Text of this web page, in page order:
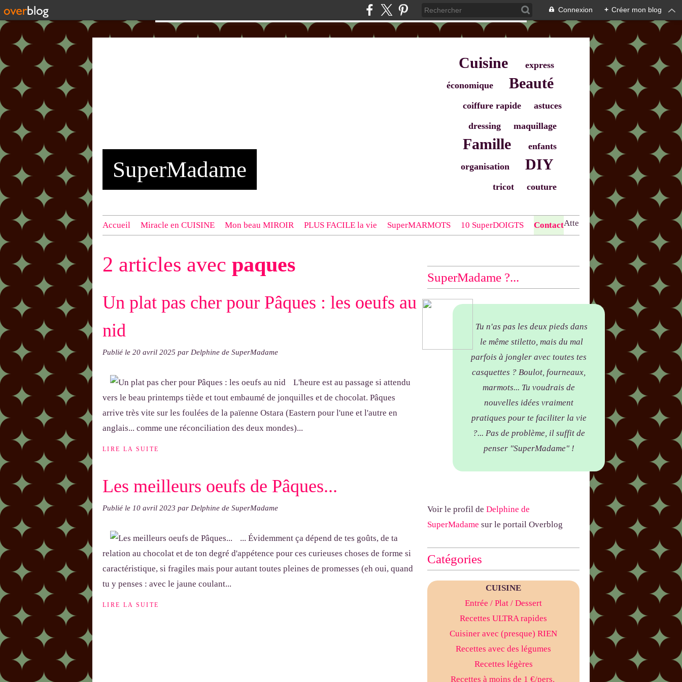
Connexion + Créer mon blog
SuperMadame
Cuisine
express
économique
Beauté
coiffure rapide
astuces
dressing
maquillage
Famille
enfants
organisation
DIY
tricot couture
Accueil Miracle en CUISINE Mon beau MIROIR PLUS FACILE la vie SuperMARMOTS 10 SuperDOIGTS ContactAtte
ntio
exemple : "Bonnet cloche From Annie", "Veste Rue Cambon")... à défaut, impossible de te les envoyer !
2 articles avec paques
Un plat pas cher pour Pâques : les oeufs au
nid
Publié le 20 avril 2025 par Delphine de SuperMadame
L'heure est au passage si attendu
vers le beau printemps tiède et tout embaumé de jonquilles et de chocolat. Pâques
arrive très vite sur les foulées de la païenne Ostara (Eastern pour l'une et l'autre en
anglais... comme une réconciliation des deux mondes)...
LIRE LA SUITE
Les meilleurs oeufs de Pâques...
Publié le 10 avril 2023 par Delphine de SuperMadame
... Évidemment ça dépend de tes goûts, de ta
relation au chocolat et de ton degré d'appétence pour ces curieuses choses de forme si
caractéristique, si fragiles mais pour autant toutes pleines de promesses (eh oui, quand
tu y penses : avec le jaune coulant...
LIRE LA SUITE
SuperMadame ?...
Tu n'as pas les deux pieds dans
le même stiletto, mais du mal
parfois à jongler avec toutes tes
casquettes ? Boulot, fourneaux,
marmots... Tu voudrais de
nouvelles idées vraiment
pratiques pour te faciliter la vie
?... Pas de problème, il suffit de
penser "SuperMadame" !
Voir le profil de Delphine de
SuperMadame sur le portail Overblog
Catégories
CUISINE
Entrée / Plat / Dessert
Recettes ULTRA rapides
Cuisiner avec (presque) RIEN
Recettes avec des légumes
Recettes légères
Recettes à moins de 1 €/pers.